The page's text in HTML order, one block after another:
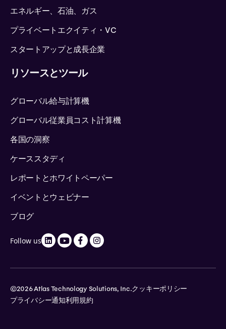
エネルギー、石油、ガス
プライベートエクイティ・VC
スタートアップと成長企業
リソースとツール
グローバル給与計算機
グローバル従業員コスト計算機
各国の洞察
ケーススタディ
レポートとホワイトペーパー
イベントとウェビナー
ブログ
Follow us
©2026 Atlas Technology Solutions, Inc.クッキーポリシー
プライバシー通知利用規約